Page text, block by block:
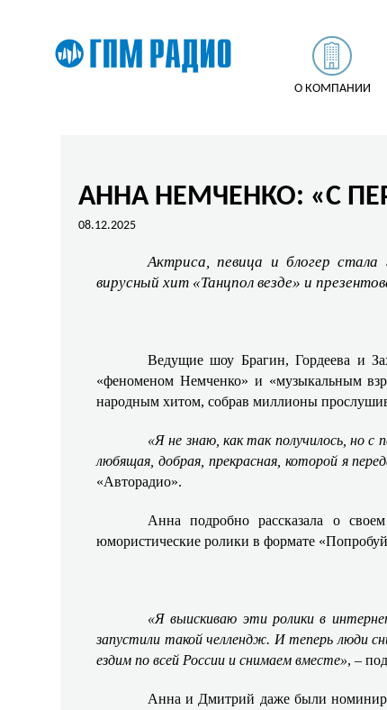
О КОМПАНИИ
АННА НЕМЧЕНКО: «С
08.12.2025
Актриса, певица и блогер
вирусный хит «Танцпол везде» и
Ведущие шоу Брагин, Гордеева и
«феноменом Немченко» и «музыкальным
народным хитом, собрав миллионы
«Я не знаю, как так получилось, но с
любящая, добрая, прекрасная, которой я
«Авторадио». ​
Анна подробно рассказала о
юмористические ролики в формате
«Я выискиваю эти ролики в
запустили такой челлендж. И теперь
ездим по всей России и снимаем вместе», –
Анна и Дмитрий даже были